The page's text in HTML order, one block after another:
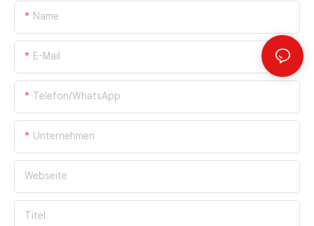
Name
E-Mail
Telefon/WhatsApp
Unternehmen
Webseite
Titel